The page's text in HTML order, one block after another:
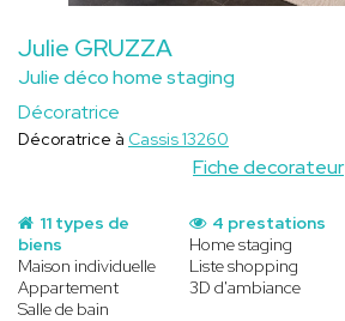
Julie GRUZZA
Julie déco home staging
Décoratrice
Fiche decorateur
Décoratrice à Cassis 13260
11 types de
biens
Maison individuelle
Appartement
Salle de bain
4 prestations
Home staging
Liste shopping
3D d'ambiance